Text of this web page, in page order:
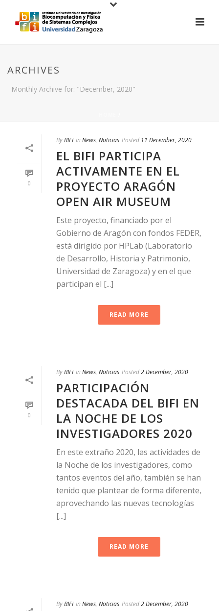
ARCHIVES
Monthly Archive for: "December, 2020"
0
ByBIFI In News, Noticias Posted 11 December, 2020
EL BIFI PARTICIPA
ACTIVAMENTE EN EL
PROYECTO ARAGÓN
OPEN AIR MUSEUM
Este proyecto, financiado por el
Gobierno de Aragón con fondos FEDER,
está dirigido por HPLab (Laboratorio
de Desarrollo, Historia y Patrimonio,
Universidad de Zaragoza) y en el que
participan el [...]
READ MORE
0
ByBIFI In News, Noticias Posted2 December, 2020
PARTICIPACIÓN
DESTACADA DEL BIFI EN
LA NOCHE DE LOS
INVESTIGADORES 2020
En este extraño 2020, las actividades de
la Noche de los investigadores, como
tantos eventos del año, también se han
tenido que plantear de forma diferente,
aprovechando las nuevas tecnologías
[...]
READ MORE
ByBIFI In News, Noticias Posted2 December, 2020